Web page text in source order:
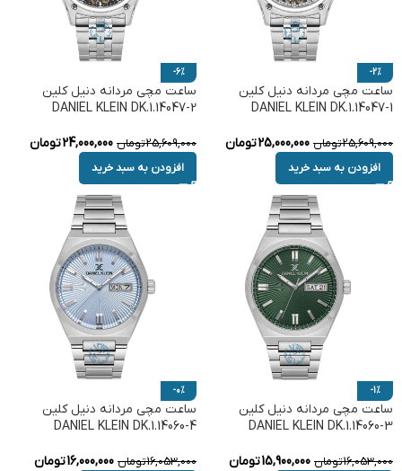
-2%
ساعت مچی مردانه دنیل کلین
DANIEL KLEIN DK.1.14047-1
25,609,000تومان 25,000,000تومان
افزودن به سبد خرید
-6%
ساعت مچی مردانه دنیل کلین
DANIEL KLEIN DK.1.14047-2
25,609,000تومان 24,000,000تومان
افزودن به سبد خرید
-1%
ساعت مچی مردانه دنیل کلین
DANIEL KLEIN DK.1.14060-3
16,053,000تومان 15,900,000تومان
-0%
ساعت مچی مردانه دنیل کلین
DANIEL KLEIN DK.1.14060-4
16,053,000تومان 16,000,000تومان